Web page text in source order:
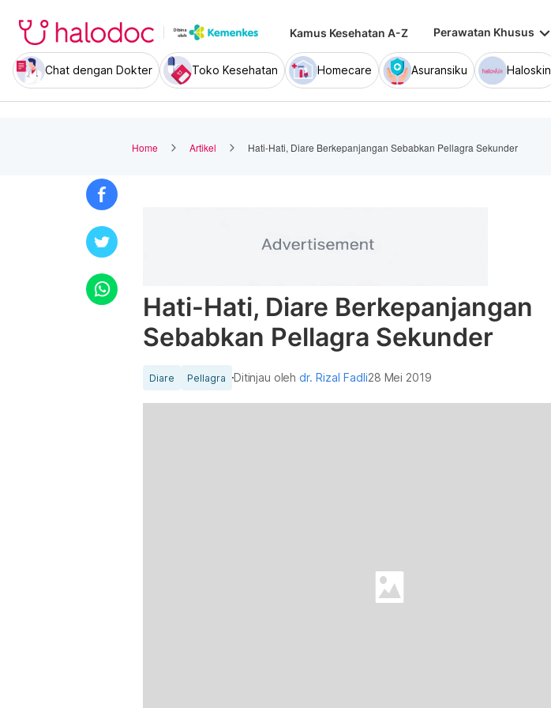
Kamus Kesehatan A-Z Perawatan Khusus keyboard_arrow_down
Chat dengan Dokter Toko Kesehatan Homecare Asuransiku Haloskin
Home Artikel Hati-Hati, Diare Berkepanjangan Sebabkan Pellagra Sekunder
Hati-Hati, Diare Berkepanjangan
Sebabkan Pellagra Sekunder
Diare Pellagra Ditinjau olehdr. Rizal Fadli28 Mei 2019